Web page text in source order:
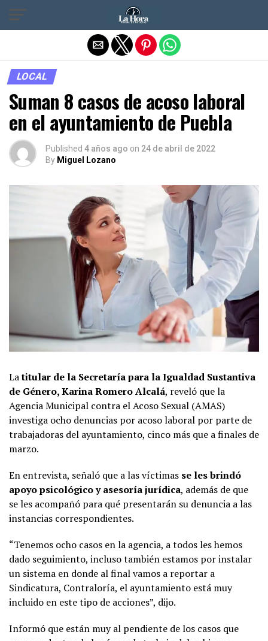
LOCAL
Suman 8 casos de acoso laboral
en el ayuntamiento de Puebla
Published 4 años ago on 24 de abril de 2022
By Miguel Lozano
Latitular de la Secretaría para la Igualdad Sustantiva
de Género, Karina Romero Alcalá, reveló que la
Agencia Municipal contra el Acoso Sexual (AMAS)
investiga ocho denuncias por acoso laboral por parte de
trabajadoras del ayuntamiento, cinco más que a finales de
marzo.
En entrevista, señaló que a las víctimas se les brindó
apoyo psicológico y asesoría jurídica, además de que
se les acompañó para qué presentarán su denuncia a las
instancias correspondientes.
“Tenemos ocho casos en la agencia, a todos les hemos
dado seguimiento, incluso también estamos por instalar
un sistema en donde al final vamos a reportar a
Sindicatura, Contraloría, el ayuntamiento está muy
incluido en este tipo de acciones”, dijo.
Informó que están muy al pendiente de los casos que
Salir de la versión móvil